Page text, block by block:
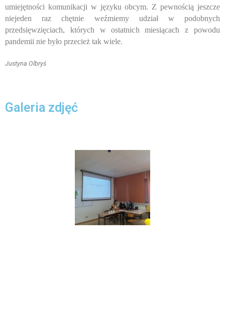
umiejętności komunikacji w języku obcym. Z pewnością jeszcze
niejeden raz chętnie weźmiemy udział w podobnych
przedsięwzięciach, których w ostatnich miesiącach z powodu
pandemii nie było przecież tak wiele.
Justyna Olbryś
Galeria zdjęć